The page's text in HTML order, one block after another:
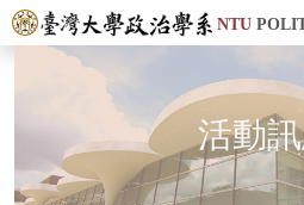
NTU
活動